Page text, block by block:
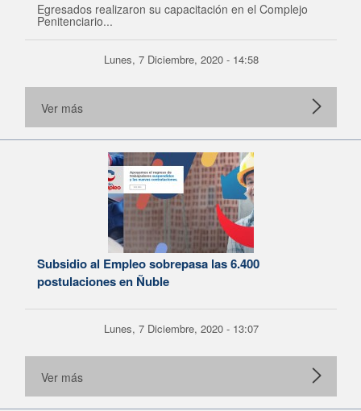
Egresados realizaron su capacitación en el Complejo
Penitenciario...
Lunes, 7 Diciembre, 2020 - 14:58
Ver más
Subsidio al Empleo sobrepasa las 6.400
postulaciones en Ñuble
Lunes, 7 Diciembre, 2020 - 13:07
Ver más